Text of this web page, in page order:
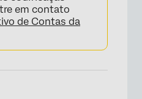
em contato
de Contas da